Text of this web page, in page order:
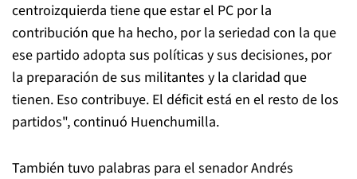
centroizquierda tiene que estar el PC por la
contribución que ha hecho, por la seriedad con la que
ese partido adopta sus políticas y sus decisiones, por
la preparación de sus militantes y la claridad que
tienen. Eso contribuye. El déficit está en el resto de los
partidos", continuó Huenchumilla.
También tuvo palabras para el senador Andrés